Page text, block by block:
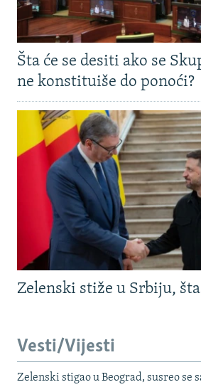
Šta će se desiti ako se
ne konstituiše do ponoći?
Zelenski stiže u Srbiju,
Vesti/Vijesti
Zelenski stigao u Beograd, susreo se